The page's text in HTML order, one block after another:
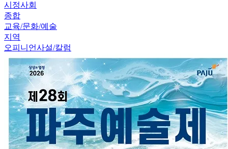
시정사회
종합
교육/문화/예술
지역
오피니언사설/칼럼